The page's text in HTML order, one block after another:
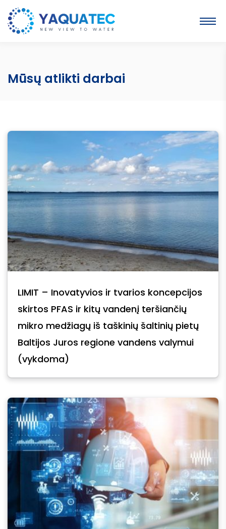
Mūsų atlikti darbai
LIMIT – Inovatyvios ir tvarios koncepcijos
skirtos PFAS ir kitų vandenį teršiančių
mikro medžiagų iš taškinių šaltinių pietų
Baltijos Juros regione vandens valymui
(vykdoma)